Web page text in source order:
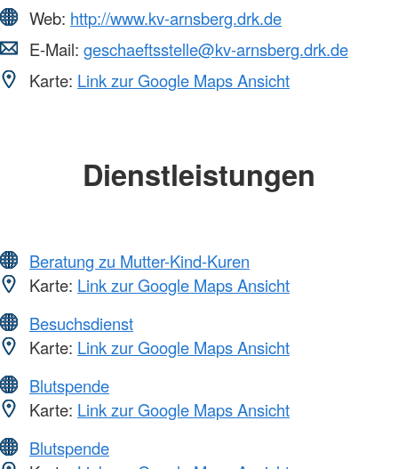
Web: http://www.kv-arnsberg.drk.de
E-Mail: geschaeftsstelle@kv-arnsberg.drk.de
Karte: Link zur Google Maps Ansicht
Dienstleistungen
Beratung zu Mutter-Kind-Kuren
Karte: Link zur Google Maps Ansicht
Besuchsdienst
Karte: Link zur Google Maps Ansicht
Blutspende
Karte: Link zur Google Maps Ansicht
Blutspende